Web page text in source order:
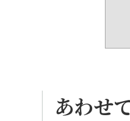
あわせ